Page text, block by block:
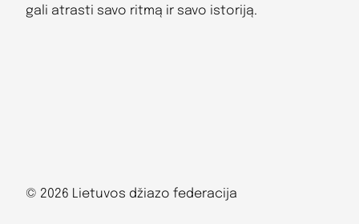
gali atrasti savo ritmą ir savo istoriją.
© 2026 Lietuvos džiazo federacija